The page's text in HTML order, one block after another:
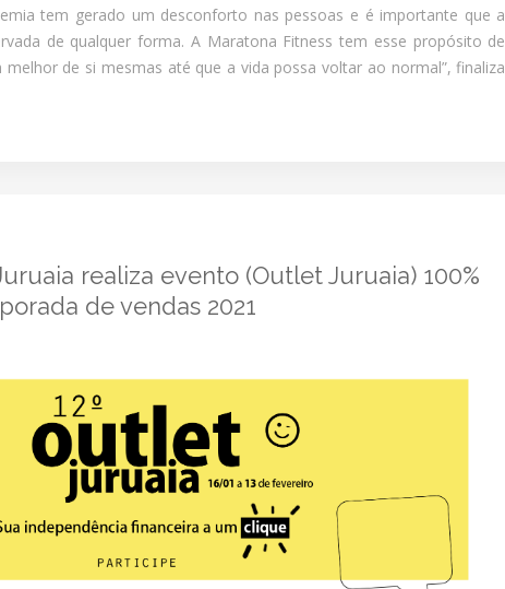
tem gerado um desconforto nas pessoas e é importante que a
de qualquer forma. A Maratona Fitness tem esse propósito de
melhor de si mesmas até que a vida possa voltar ao normal”, finaliza
realiza evento (Outlet Juruaia) 100%
de vendas 2021